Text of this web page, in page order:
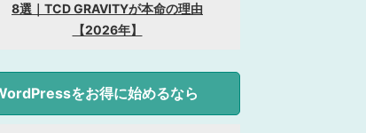
8選｜TCD GRAVITYが本命の理由
【2026年】
をお得に始めるなら